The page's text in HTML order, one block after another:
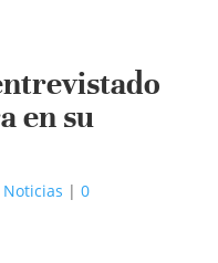
en su
Noticias | 0